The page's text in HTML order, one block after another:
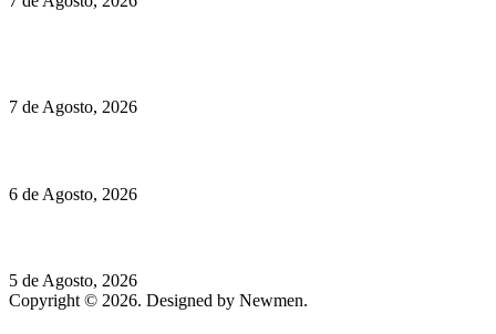
7 de Agosto, 2026
6 de Agosto, 2026
5 de Agosto, 2026
Copyright © 2026. Designed by Newmen.